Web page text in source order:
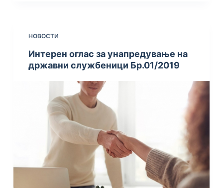
НОВОСТИ
Интерен оглас за унапредување на
државни службеници Бр.01/2019